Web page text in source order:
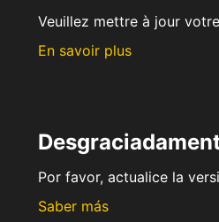
Veuillez mettre à jour
En savoir plus
Por favor, actualice la
Saber más